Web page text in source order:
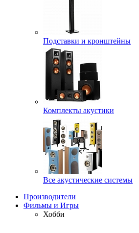
Подставки и кронштейны
Комплекты акустики
Все акустические системы
Производители
Фильмы и Игры
Хобби